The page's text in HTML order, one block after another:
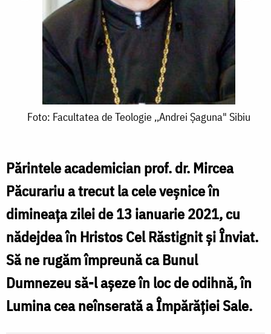
Foto:
Teologie
,,Andrei
Șaguna"
Sibiu
Foto: Facultatea de Teologie ,,Andrei Șaguna" Sibiu
Părintele academician prof. dr. Mircea
Păcurariu a trecut la cele veșnice în
dimineața zilei de 13 ianuarie 2021, cu
nădejdea în Hristos Cel Răstignit și Înviat.
Să ne rugăm împreună ca Bunul
Dumnezeu să-l așeze în loc de odihnă, în
Lumina cea neînserată a Împărăției Sale.